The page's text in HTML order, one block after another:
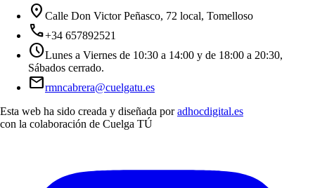
location_on Calle Don Victor Peñasco, 72 local, Tomelloso
call+34 657892521
scheduleLunes a Viernes de 10:30 a 14:00 y de 18:00 a 20:30,
Sábados cerrado.
mailrmncabrera@cuelgatu.es
Esta web ha sido creada y diseñada por adhocdigital.es
con la colaboración de Cuelga TÚ